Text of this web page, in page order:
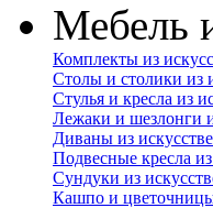
Мебель
Комплекты из
Столы и столики из
Стулья и кресла из
Лежаки и шезлонги
Диваны из
Подвесные кресла
Сундуки из
Кашпо и цветочницы